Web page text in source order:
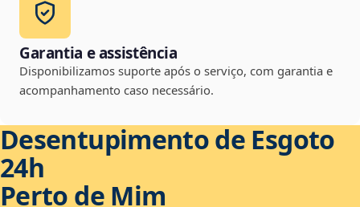
Garantia e assistência
Disponibilizamos suporte após o serviço, com garantia e
acompanhamento caso necessário.
Desentupimento de Esgoto
24h
Perto de Mim